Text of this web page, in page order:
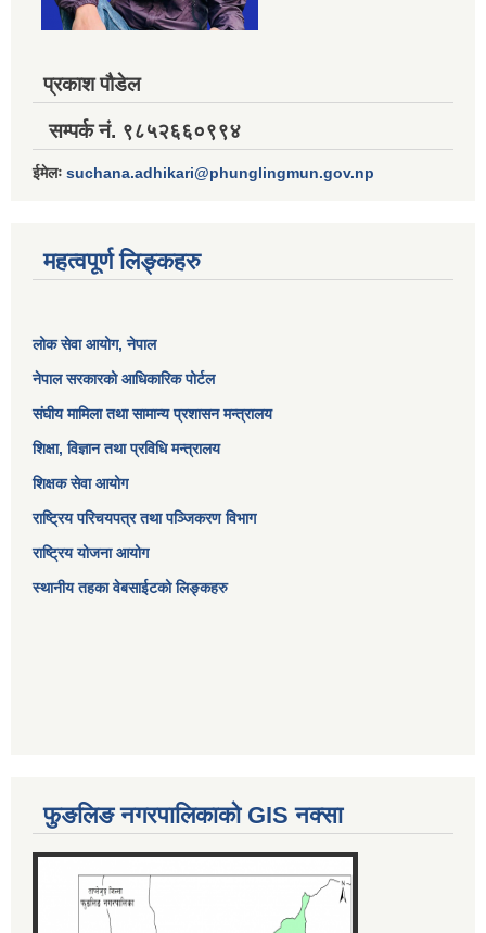
प्रकाश पौडेल
सम्पर्क नं. ९८५२६६०९९४
ईमेलः suchana.adhikari@phunglingmun.gov.np
महत्वपूर्ण लिङ्कहरु
लोक सेवा आयोग, नेपाल
नेपाल सरकारको आधिकारिक पोर्टल
संघीय मामिला तथा सामान्य प्रशासन मन्त्रालय
शिक्षा, विज्ञान तथा प्रविधि मन्त्रालय
शिक्षक सेवा आयोग
राष्ट्रिय परिचयपत्र तथा पञ्जिकरण विभाग
राष्ट्रिय योजना आयोग
स्थानीय तहका वेबसाईटको लिङ्कहरु
फुङलिङ नगरपालिकाको GIS नक्सा